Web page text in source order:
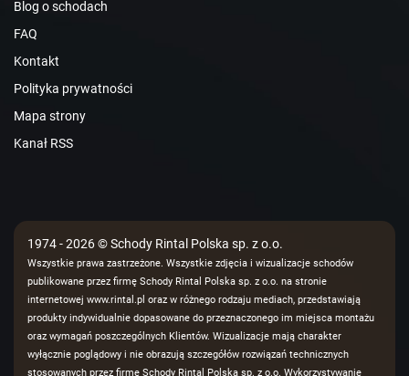
Blog o schodach
FAQ
Kontakt
Polityka prywatności
Mapa strony
Kanał RSS
1974 - 2026 © Schody Rintal Polska sp. z o.o.
Wszystkie prawa zastrzeżone. Wszystkie zdjęcia i wizualizacje schodów
publikowane przez firmę Schody Rintal Polska sp. z o.o. na stronie
internetowej www.rintal.pl oraz w różnego rodzaju mediach, przedstawiają
produkty indywidualnie dopasowane do przeznaczonego im miejsca montażu
oraz wymagań poszczególnych Klientów. Wizualizacje mają charakter
wyłącznie poglądowy i nie obrazują szczegółów rozwiązań technicznych
stosowanych przez firmę Schody Rintal Polska sp. z o.o. Wykorzystywanie